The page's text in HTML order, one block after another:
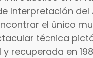
Interpretación del
el único
técnica
recuperada en